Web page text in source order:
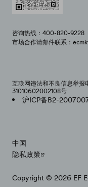
咨询热线：400-820-9228
市场合作请邮件联系：
互联网违法和不良信息举
31010602002108号
沪ICP备B2-
中国
隐私政策
Copyright © 2026 EF